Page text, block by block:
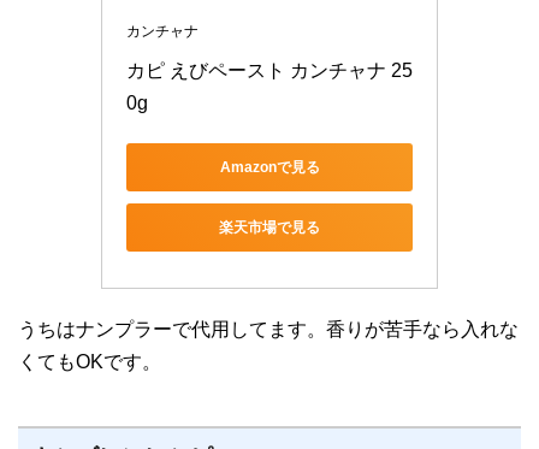
カンチャナ
カピ えびペースト カンチャナ 25
0g
Amazonで見る
楽天市場で見る
うちはナンプラーで代用してます。香りが苦手なら入れな
くてもOKです。